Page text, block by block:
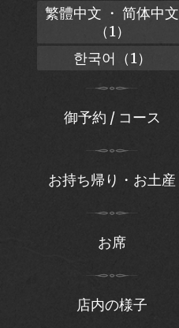
繁體中文 ・ 简体中文
（1）
한국어（1）
御予約 / コース
お持ち帰り・お土産
お席
店内の様子